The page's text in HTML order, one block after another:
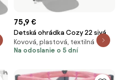
75,9 €
Detská ohrádka Cozy 22 sivá
Kovová, plastová, textilná
Na odoslanie o 5 dní